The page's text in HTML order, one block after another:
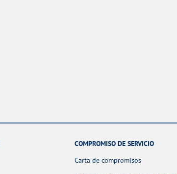
COMPROMISO DE SERVICIO
Carta de compromisos